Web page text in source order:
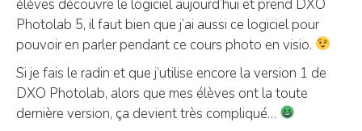
élèves découvre le logiciel aujourd’hui et prend DXO
Photolab 5, il faut bien que j’ai aussi ce logiciel pour
pouvoir en parler pendant ce cours photo en visio.
Si je fais le radin et que j’utilise encore la version 1 de
DXO Photolab, alors que mes élèves ont la toute
dernière version, ça devient très compliqué…